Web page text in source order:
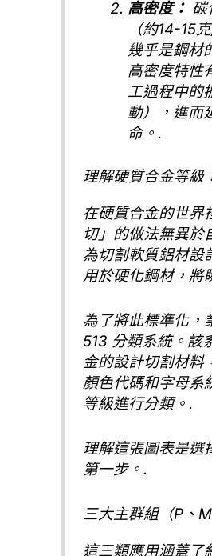
高密度： 碳
（約14-15
幾乎是鋼材
高密度特性
工過程中的
動），進而
命。.
理解硬質合金等級
在硬質合金的世界
切」的做法無異於
為切割軟質鋁材設
用於硬化鋼材，將
為了將此標準化，
513 分類系統。該
金的設計切割材料
顏色代碼和字母系
等級進行分類。.
理解這張圖表是選
第一步。.
三大主群組（P、M
這三類應用涵蓋了